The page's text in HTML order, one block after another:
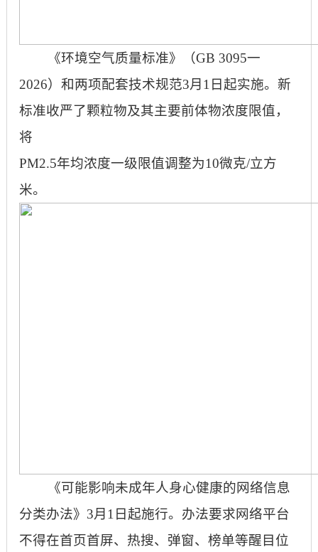
《环境空气质量标准》（GB 3095一
2026）和两项配套技术规范3月1日起实施。新
标准收严了颗粒物及其主要前体物浓度限值，
将
PM2.5年均浓度一级限值调整为10微克/立方
米。
《可能影响未成年人身心健康的网络信息
分类办法》 3月1日起施行。办法要求网络平台
不得在首页首屏、热搜、弹窗、榜单等醒目位